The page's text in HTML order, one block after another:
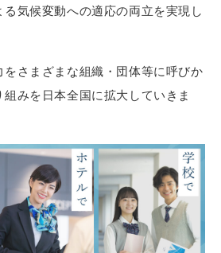
気候変動への適応の両立を実現し
をさまざまな組織・団体等に呼びか
みを日本全国に拡大していきま